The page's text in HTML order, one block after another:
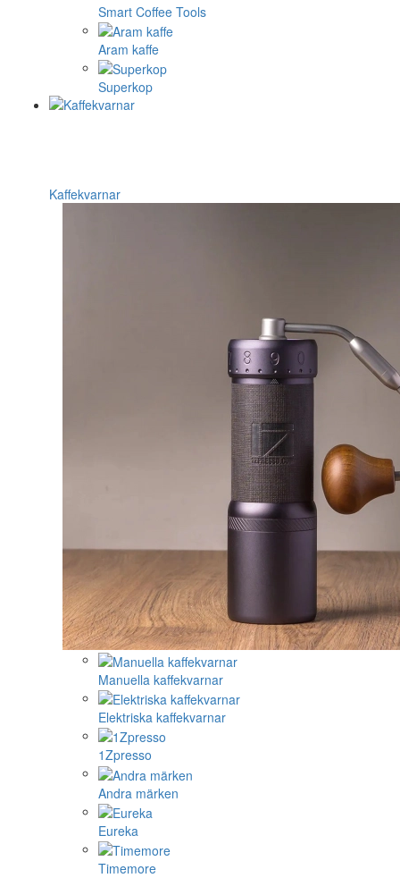
Smart Coffee Tools
Aram kaffe
Superkop
Kaffekvarnar
Manuella kaffekvarnar
Elektriska kaffekvarnar
1Zpresso
Andra märken
Eureka
Timemore